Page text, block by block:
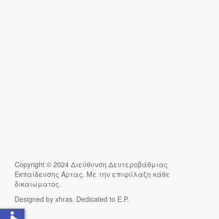
Copyright © 2024 Διεύθυνση Δευτεροβάθμιας
Εκπαίδευσης Άρτας. Με την επιφύλαξη κάθε
δικαιώματος.
Designed by xhras. Dedicated to E.P.